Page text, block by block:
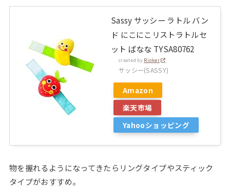
Sassy サッシー ラトル バン
ド にこにこリストラトルセ
ット ばなな TYSA80762
created by Rinker
サッシー(SASSY)
Amazon
楽天市場
Yahooショッピング
物を握れるようになってきたらリングタイプやスティック
タイプがおすすめ。